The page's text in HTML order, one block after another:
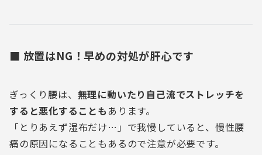
■ 放置はNG！早めの対処が肝心です
ぎっくり腰は、 無理に動いたり自己流でストレッチを
すると悪化することも あります。
「とりあえず湿布だけ…」で我慢していると、慢性腰
痛の原因になることもあるので注意が必要です。